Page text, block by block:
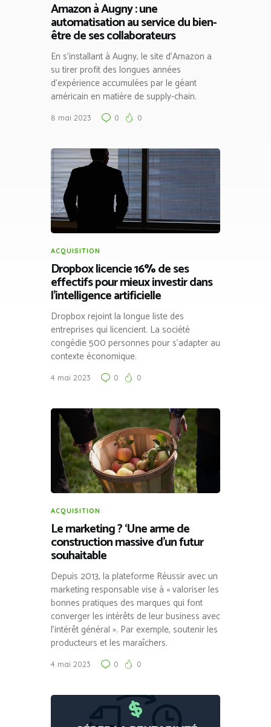
Amazon à Augny : une
automatisation au service du bien-
être de ses collaborateurs
En s’installant à Augny, le site d’Amazon a
su tirer profit des longues années
d’expérience accumulées par le géant
américain en matière de supply-chain.
8 mai 2023 0 0
ACQUISITION
Dropbox licencie 16% de ses
effectifs pour mieux investir dans
l’intelligence artificielle
Dropbox rejoint la longue liste des
entreprises qui licencient. La société
congédie 500 personnes pour s’adapter au
contexte économique.
4 mai 2023 0 0
ACQUISITION
Le marketing ? ‘Une arme de
construction massive d’un futur
souhaitable
Depuis 2013, la plateforme Réussir avec un
marketing responsable vise à « valoriser les
bonnes pratiques des marques qui font
converger les intérêts de leur business avec
l’intérêt général ». Par exemple, soutenir les
producteurs et les maraîchers.
4 mai 2023 0 0